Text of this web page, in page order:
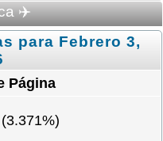
✈️
para Febrero 3,
Página